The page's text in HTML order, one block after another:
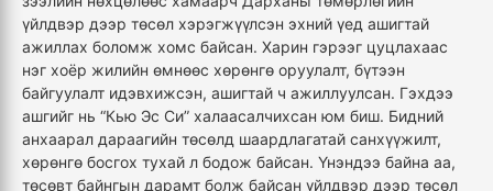
үйлдвэр дээр төсөл хэрэгжүүлсэн эхний үед ашигтай
ажиллах боломж хомс байсан. Харин гэрээг цуцлахаас
нэг хоёр жилийн өмнөөс хөрөнгө оруулалт, бүтээн
байгуулалт идэвхижсэн, ашигтай ч ажиллуулсан. Гэхдээ
ашгийг нь “Кью Эс Си” халаасалчихсан юм биш. Бидний
анхаарал дараагийн төсөлд шаардлагатай санхүүжилт,
хөрөнгө босгох тухай л бодож байсан. Үнэндээ байна аа,
төсөвт байнгын дарамт болж байсан үйлдвэр дээр төсөл